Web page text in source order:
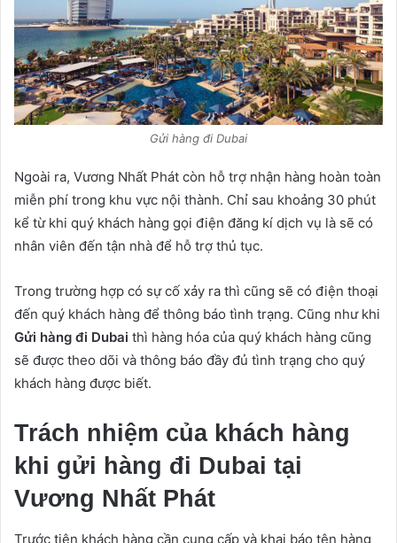
Gửi hàng đi Dubai
Ngoài ra, Vương Nhất Phát còn hỗ trợ nhận hàng hoàn toàn
miễn phí trong khu vực nội thành. Chỉ sau khoảng 30 phút
kể từ khi quý khách hàng gọi điện đăng kí dịch vụ là sẽ có
nhân viên đến tận nhà để hỗ trợ thủ tục.
Trong trường hợp có sự cố xảy ra thì cũng sẽ có điện thoại
đến quý khách hàng để thông báo tình trạng. Cũng như khi
Gửi hàng đi Dubai thì hàng hóa của quý khách hàng cũng
sẽ được theo dõi và thông báo đầy đủ tình trạng cho quý
khách hàng được biết.
Trách nhiệm của khách hàng
khi gửi hàng đi Dubai tại
Vương Nhất Phát
Trước tiên khách hàng cần cung cấp và khai báo tên hàng